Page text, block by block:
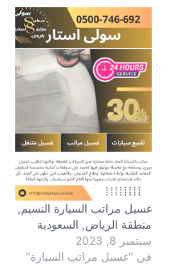
غسيل مراتب السيارة النسيم,
منطقة الرياض, السعودية
سبتمبر 8, 2023
في "غسيل مراتب السيارة"